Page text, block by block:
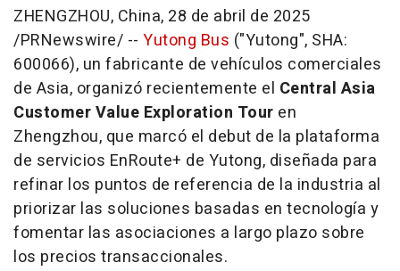
ZHENGZHOU, China, 28 de abril de 2025
/PRNewswire/ -- Yutong Bus ("Yutong", SHA:
600066), un fabricante de vehículos comerciales
de Asia, organizó recientemente el Central Asia
Customer Value Exploration Tour en
Zhengzhou, que marcó el debut de la plataforma
de servicios EnRoute+ de Yutong, diseñada para
refinar los puntos de referencia de la industria al
priorizar las soluciones basadas en tecnología y
fomentar las asociaciones a largo plazo sobre
los precios transaccionales.